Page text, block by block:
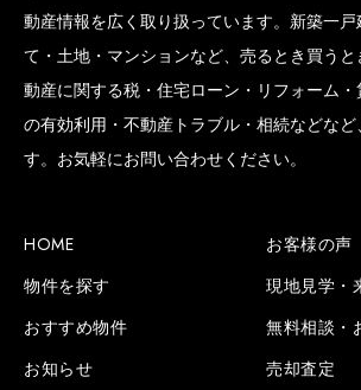
動産情報を広く取り扱っています。新築一
て・土地・マンションなど、売るとき買う
動産に関する税・住宅ローン・リフォーム
の有効利用・不動産トラブル・相続などな
す。お気軽にお問い合わせください。
HOME
物件を探す
おすすめ物件
お知らせ
お客様の声
現地見学・
無料相談・
売却査定